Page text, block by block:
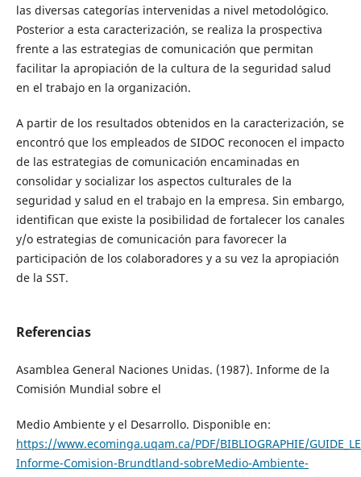
las diversas categorías intervenidas a nivel metodológico.
Posterior a esta caracterización, se realiza la prospectiva
frente a las estrategias de comunicación que permitan
facilitar la apropiación de la cultura de la seguridad salud
en el trabajo en la organización.
A partir de los resultados obtenidos en la caracterización, se
encontró que los empleados de SIDOC reconocen el impacto
de las estrategias de comunicación encaminadas en
consolidar y socializar los aspectos culturales de la
seguridad y salud en el trabajo en la empresa. Sin embargo,
identifican que existe la posibilidad de fortalecer los canales
y/o estrategias de comunicación para favorecer la
participación de los colaboradores y a su vez la apropiación
de la SST.
Referencias
Asamblea General Naciones Unidas. (1987). Informe de la
Comisión Mundial sobre el
Medio Ambiente y el Desarrollo. Disponible en:
https://www.ecominga.uqam.ca/PDF/BIBLIOGRAPHIE/
Informe-Comision-Brundtland-sobreMedio-Ambiente-